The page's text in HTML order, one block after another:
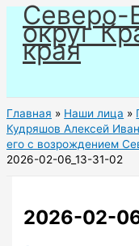
Перейти
содержимому
Северо-
округ
края
Главная Наши лица
Кудряшов Алексей
его с возрождением
2026-02-06_13-31-02
2026-02-